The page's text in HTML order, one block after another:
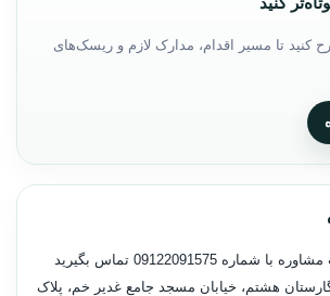
کنید تا مسیر اقدام، مدارک لازم و ریسک‌های
مشاوره با شماره 09122091575 تماس بگیرید
هشتم، خیابان مسجد جامع غدیر خم، پلاک